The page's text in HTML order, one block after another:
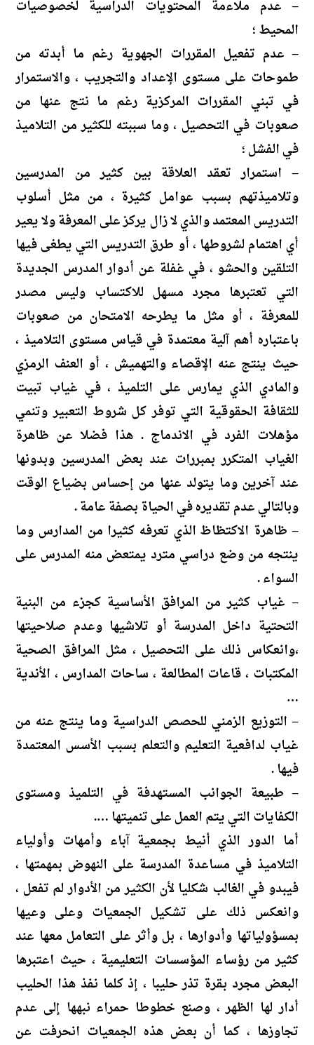
– عدم ملاءمة المحتويات الدراسية لخصوصيات
المحيط ؛
– عدم تفعيل المقررات الجهوية رغم ما أبدته من
طموحات على مستوى الإعداد والتجريب ، والاستمرار
في تبني المقررات المركزية رغم ما نتج عنها من
صعوبات في التحصيل ، وما سببته للكثير من التلاميذ
في الفشل ؛
– استمرار تعقد العلاقة بين كثير من المدرسين
وتلاميذتهم بسبب عوامل كثيرة ، من مثل أسلوب
التدريس المعتمد والذي لا زال يركز على المعرفة ولا يعير
أي اهتمام لشروطها ، أو طرق التدريس التي يطغى فيها
التلقين والحشو ، في غفلة عن أدوار المدرس الجديدة
التي تعتبرها مجرد مسهل للاكتساب وليس مصدر
للمعرفة ، أو مثل ما يطرحه الامتحان من صعوبات
باعتباره أهم آلية معتمدة في قياس مستوى التلاميذ ،
حيث ينتج عنه الإقصاء والتهميش ، أو العنف الرمزي
والمادي الذي يمارس على التلميذ ، في غياب تبيت
للثقافة الحقوقية التي توفر كل شروط التعبير وتنمي
مؤهلات الفرد في الاندماج . هذا فضلا عن ظاهرة
الغياب المتكرر بمبررات عند بعض المدرسين وبدونها
عند آخرين وما يتولد عنها من إحساس بضياع الوقت
وبالتالي عدم تقديره في الحياة بصفة عامة .
– ظاهرة الاكتظاظ الذي تعرفه كثيرا من المدارس وما
ينتجه من وضع دراسي مترد يمتعض منه المدرس على
السواء .
– غياب كثير من المرافق الأساسية كجزء من البنية
التحتية داخل المدرسة أو تلاشيها وعدم صلاحيتها
،وانعكاس ذلك على التحصيل ، مثل المرافق الصحية
المكتبات ، قاعات المطالعة ، ساحات المدارس ، الأندية
…
– التوزيع الزمني للحصص الدراسية وما ينتج عنه من
غياب لدافعية التعليم والتعلم بسبب الأسس المعتمدة
فيها .
– طبيعة الجوانب المستهدفة في التلميذ ومستوى
الكفايات التي يتم العمل على تنميتها ….
أما الدور الذي أنيط بجمعية آباء وأمهات وأولياء
التلاميذ في مساعدة المدرسة على النهوض بمهمتها ،
فيبدو في الغالب شكليا لأن الكثير من الأدوار لم تفعل ،
وانعكس ذلك على تشكيل الجمعيات وعلى وعيها
بمسؤولياتها وأدوارها ، بل وأثر على التعامل معها عند
كثير من رؤساء المؤسسات التعليمية ، حيث اعتبرها
البعض مجرد بقرة تذر حليبا ، إذ كلما نفذ هذا الحليب
أدار لها الظهر ، وصنع خطوطا حمراء نبهها إلى عدم
تجاوزها ، كما أن بعض هذه الجمعيات انحرفت عن